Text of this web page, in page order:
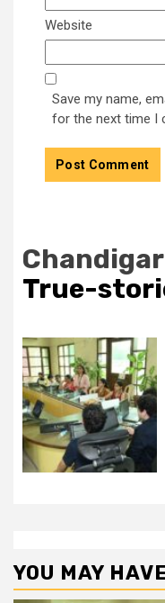
Website
Save my name,
for the next time I
True-
YOU MAY